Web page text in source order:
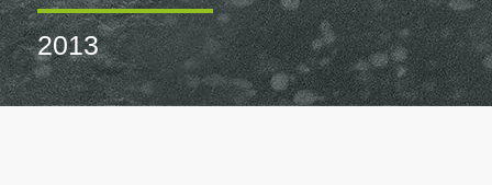
2013